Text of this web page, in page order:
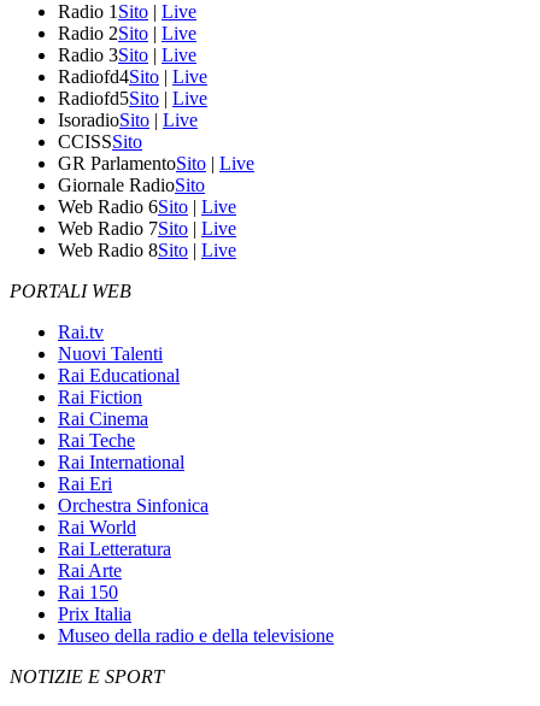
Radio 1 Sito | Live
Radio 2Sito | Live
Radio 3Sito | Live
Radiofd4Sito | Live
Radiofd5Sito | Live
IsoradioSito | Live
CCISSSito
GR ParlamentoSito | Live
Giornale RadioSito
Web Radio 6Sito | Live
Web Radio 7Sito | Live
Web Radio 8Sito | Live
PORTALI WEB
Rai.tv
Nuovi Talenti
Rai Educational
Rai Fiction
Rai Cinema
Rai Teche
Rai International
Rai Eri
Orchestra Sinfonica
Rai World
Rai Letteratura
Rai Arte
Rai 150
Prix Italia
Museo della radio e della televisione
NOTIZIE E SPORT